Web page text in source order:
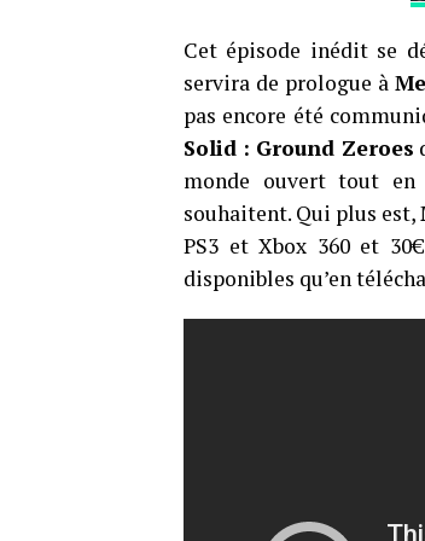
Cet épisode inédit se
servira de prologue à
pas encore été
Solid : Ground Zeroes
monde ouvert tout
souhaitent. Qui plus est,
PS3 et Xbox 360 et
disponibles qu’en